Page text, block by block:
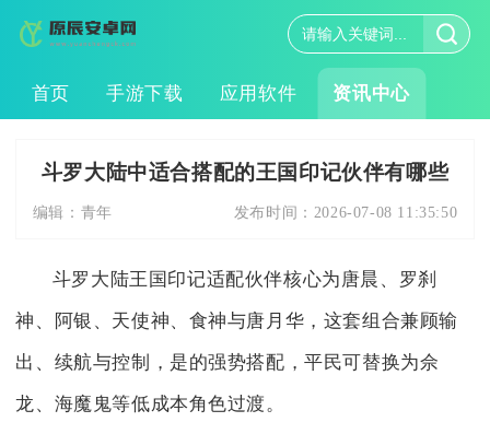
首页 手游下载 应用软件 资讯中心
斗罗大陆中适合搭配的王国印记伙伴有哪些
编辑： 青年 发布时间： 2026-07-08 11:35:50
斗罗大陆王国印记适配伙伴核心为唐晨、罗刹
神、阿银、天使神、食神与唐月华，这套组合兼顾输
出、续航与控制，是的强势搭配，平民可替换为佘
龙、海魔鬼等低成本角色过渡。